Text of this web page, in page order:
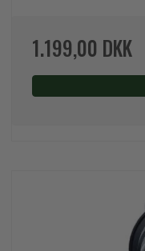
1.199,00 DKK